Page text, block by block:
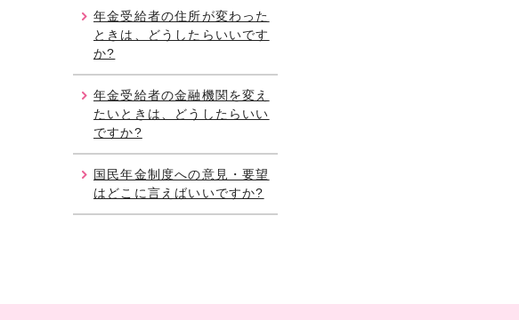
年金受給者の住所が変わった
ときは、どうしたらいいです
か?
年金受給者の金融機関を変え
たいときは、どうしたらいい
ですか?
国民年金制度への意見・要望
はどこに言えばいいですか?